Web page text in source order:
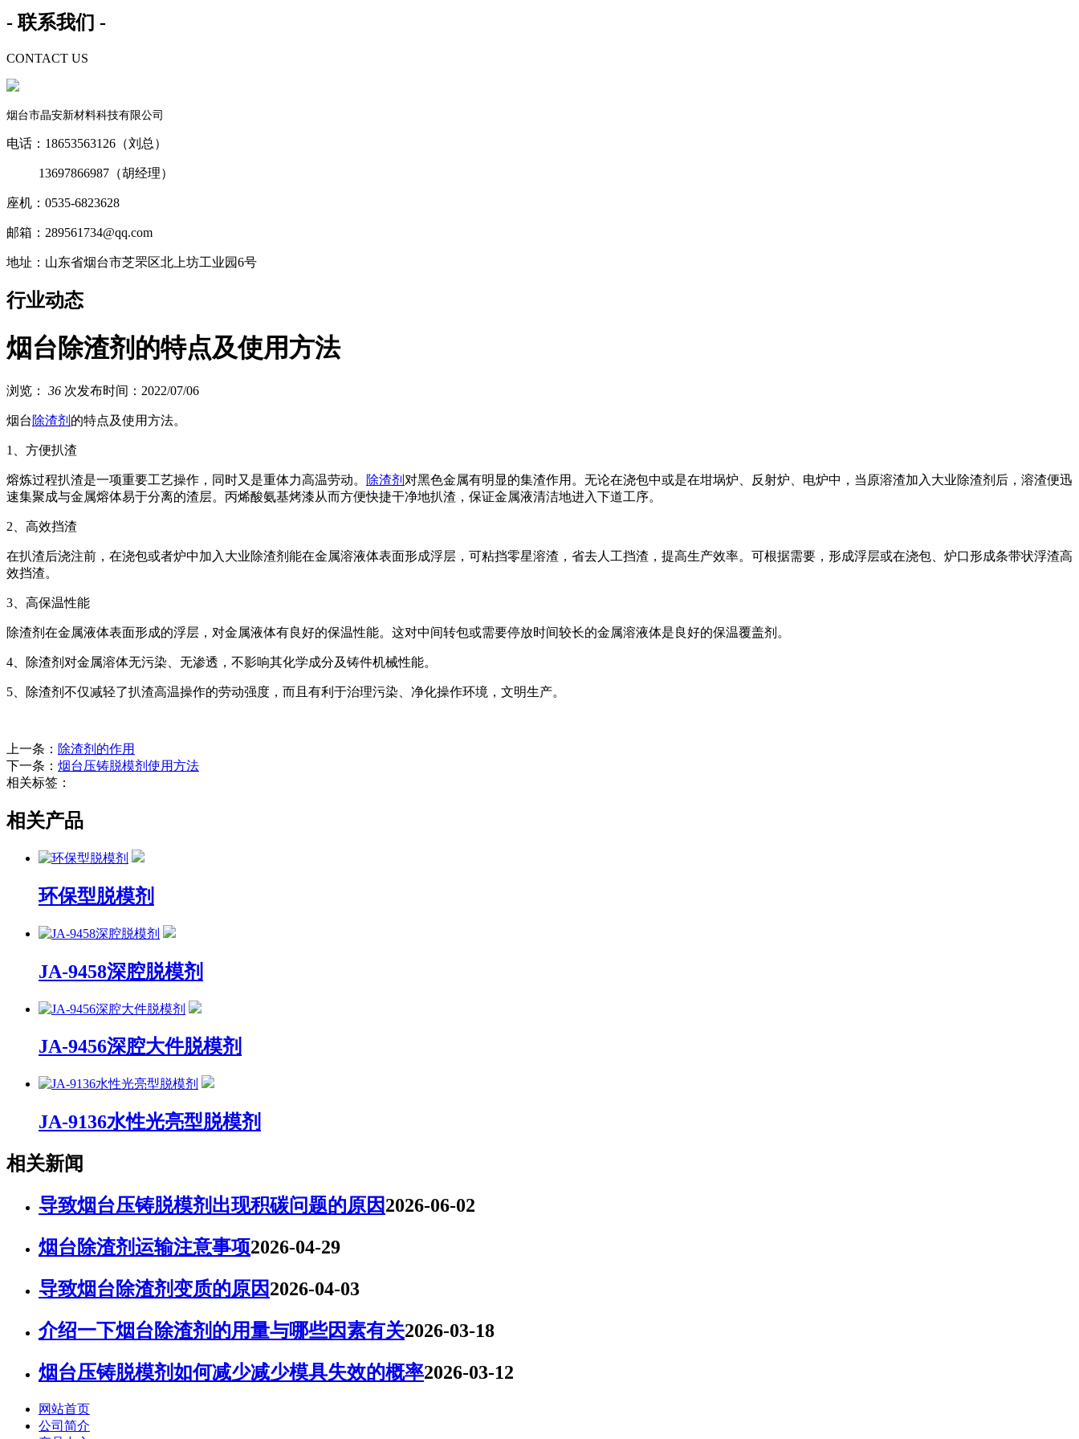
- 联系我们 -
CONTACT US
烟台市晶安新材料科技有限公司
电话：18653563126（刘总）
13697866987（胡经理）
座机：0535-6823628
邮箱：289561734@qq.com
地址：山东省烟台市芝罘区北上坊工业园6号
行业动态
烟台除渣剂的特点及使用方法
浏览： 36 次发布时间：2022/07/06
烟台 除渣剂 的特点及使用方法。
1、方便扒渣
熔炼过程扒渣是一项重要工艺操作，同时又是重体力高温劳动。 除渣剂 对黑色金属有明显的集渣作用。无论在浇包中或是在坩埚炉、反射炉、电炉中，当原溶渣加入大业除渣剂后，溶渣便迅
速集聚成与金属熔体易于分离的渣层。丙烯酸氨基烤漆从而方便快捷干净地扒渣，保证金属液清洁地进入下道工序。
2、高效挡渣
在扒渣后浇注前，在浇包或者炉中加入大业除渣剂能在金属溶液体表面形成浮层，可粘挡零星溶渣，省去人工挡渣，提高生产效率。可根据需要，形成浮层或在浇包、炉口形成条带状浮渣高
效挡渣。
3、高保温性能
除渣剂在金属液体表面形成的浮层，对金属液体有良好的保温性能。这对中间转包或需要停放时间较长的金属溶液体是良好的保温覆盖剂。
4、除渣剂对金属溶体无污染、无渗透，不影响其化学成分及铸件机械性能。
5、除渣剂不仅减轻了扒渣高温操作的劳动强度，而且有利于治理污染、净化操作环境，文明生产。
上一条： 除渣剂的作用
下一条： 烟台压铸脱模剂使用方法
相关标签：
相关产品
环保型脱模剂
JA-9458深腔脱模剂
JA-9456深腔大件脱模剂
JA-9136水性光亮型脱模剂
相关新闻
导致烟台压铸脱模剂出现积碳问题的原因2026-06-02
烟台除渣剂运输注意事项2026-04-29
导致烟台除渣剂变质的原因2026-04-03
介绍一下烟台除渣剂的用量与哪些因素有关2026-03-18
烟台压铸脱模剂如何减少减少模具失效的概率2026-03-12
网站首页
公司简介